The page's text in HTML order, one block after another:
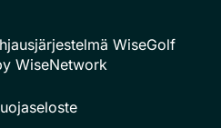
WiseGolf
WiseNetwork